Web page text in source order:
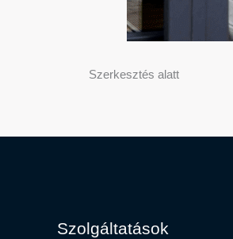
Szerkesztés alatt
Szolgáltatások